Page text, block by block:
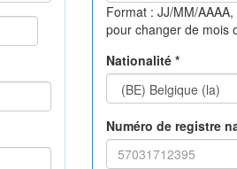
Format : JJ/MM/
pour changer de mois
Nationalité *
Numéro de registre